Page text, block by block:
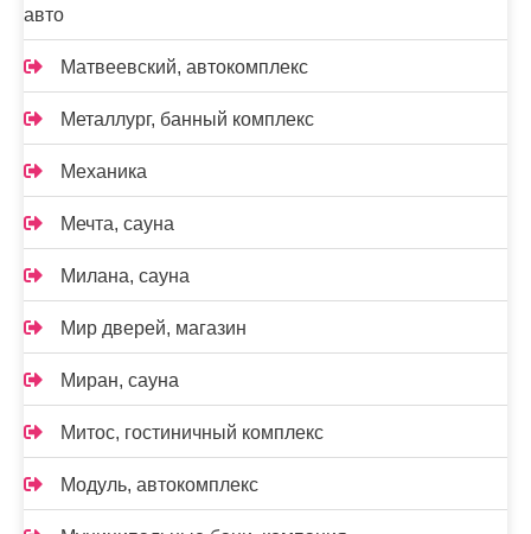
авто
Матвеевский, автокомплекс
Металлург, банный комплекс
Механика
Мечта, сауна
Милана, сауна
Мир дверей, магазин
Миран, сауна
Митос, гостиничный комплекс
Модуль, автокомплекс